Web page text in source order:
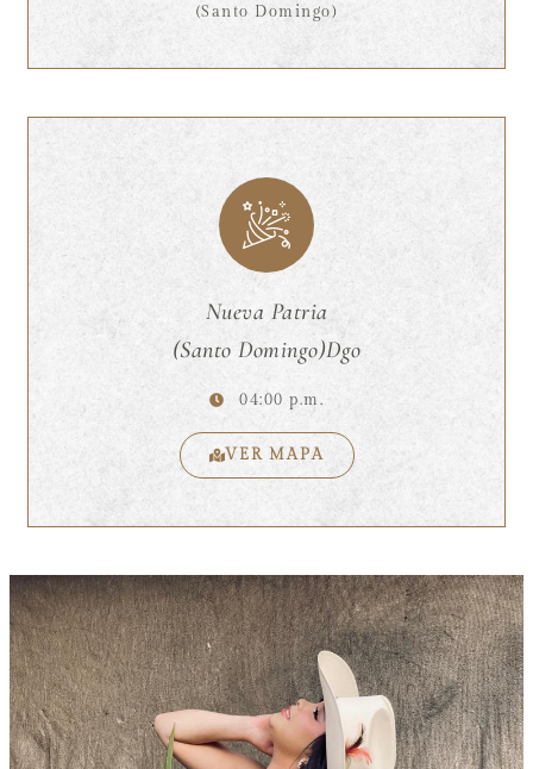
(Santo Domingo)
Nueva Patria
(Santo Domingo)Dgo
04:00 p.m.
VER MAPA